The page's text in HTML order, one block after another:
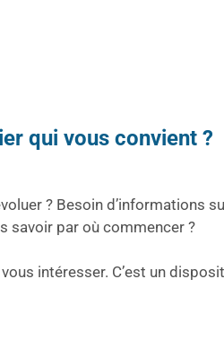
qui vous convient ?
? Besoin d’informations
savoir par où commencer ?
intéresser. C’est un